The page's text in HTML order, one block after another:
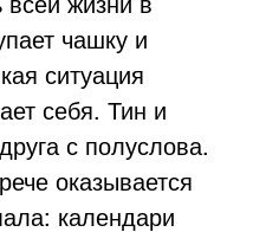
чашку и
ситуация
себя. Тин и
с полуслова.
оказывается
календари